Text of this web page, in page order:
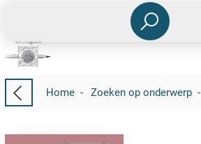
Home- Zoeken op onderwerp-